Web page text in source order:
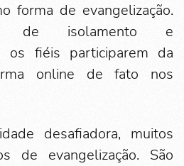
forma de evangelização.
de isolamento e
os fiéis participarem da
online de fato nos
desafiadora, muitos
de evangelização. São